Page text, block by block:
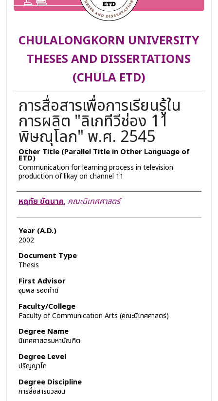
CHULALONGKORN UNIVERSITY
THESES AND DISSERTATIONS
(CHULA ETD)
การสื่อสารเพื่อการเรียนรู้ใน
การผลิต "ลิเกทีวีช่อง 11
พิษณุโลก" พ.ศ. 2545
Other Title (Parallel Title in Other Language of
ETD)
Communication for learning process in television
production of likay on channel 11
Author
หฤทัย ขัดนาค, คณะนิเทศศาสตร์
Year (A.D.)
2002
Document Type
Thesis
First Advisor
จุมพล รอดคำดี
Faculty/College
Faculty of Communication Arts (คณะนิเทศศาสตร์)
Degree Name
นิเทศศาสตรมหาบัณฑิต
Degree Level
ปริญญาโท
Degree Discipline
การสื่อสารมวลชน